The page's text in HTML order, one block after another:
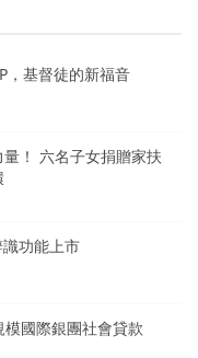
，基督徒的新福音
！ 六名子女捐贈家扶
功能上市
國際銀團社會貸款